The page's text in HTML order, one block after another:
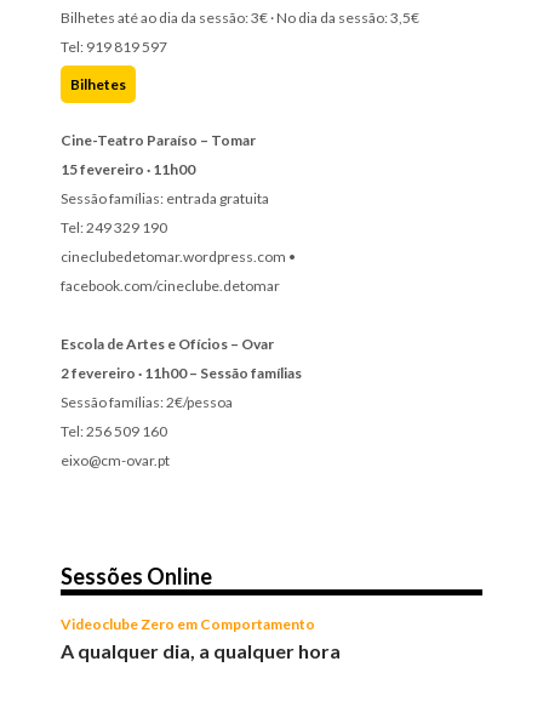
Bilhetes até ao dia da sessão: 3€ · No dia da sessão: 3,5€
Tel: 919 819 597
Bilhetes
Cine-Teatro Paraíso – Tomar
15 fevereiro · 11h00
Sessão famílias: entrada gratuita
Tel: 249 329 190
cineclubedetomar.wordpress.com •
facebook.com/cineclube.detomar
Escola de Artes e Ofícios – Ovar
2 fevereiro · 11h00 – Sessão famílias
Sessão famílias: 2€/pessoa
Tel: 256 509 160
eixo@cm-ovar.pt
Sessões Online
Videoclube Zero em Comportamento
A qualquer dia, a qualquer hora